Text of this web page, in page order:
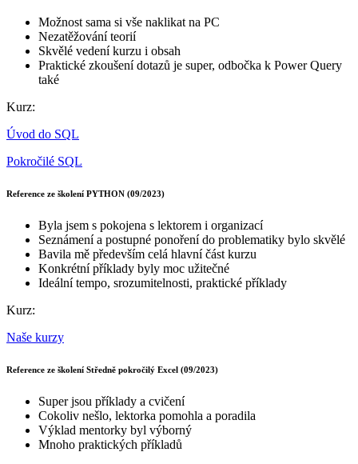
Možnost sama si vše naklikat na PC
Nezatěžování teorií
Skvělé vedení kurzu i obsah
Praktické zkoušení dotazů je super, odbočka k Power Query
také
Kurz:
Úvod do SQL
Pokročilé SQL
Reference ze školení PYTHON (09/2023)
Byla jsem s pokojena s lektorem i organizací
Seznámení a postupné ponoření do problematiky bylo skvělé
Bavila mě především celá hlavní část kurzu
Konkrétní příklady byly moc užitečné
Ideální tempo, srozumitelnosti, praktické příklady
Kurz:
Naše kurzy
Reference ze školení Středně pokročilý Excel (09/2023)
Super jsou příklady a cvičení
Cokoliv nešlo, lektorka pomohla a poradila
Výklad mentorky byl výborný
Mnoho praktických příkladů